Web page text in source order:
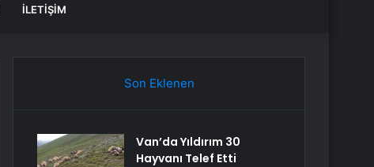
İLETIŞIM
Son Eklenen
Van’da Yıldırım 30
Hayvanı Telef Etti